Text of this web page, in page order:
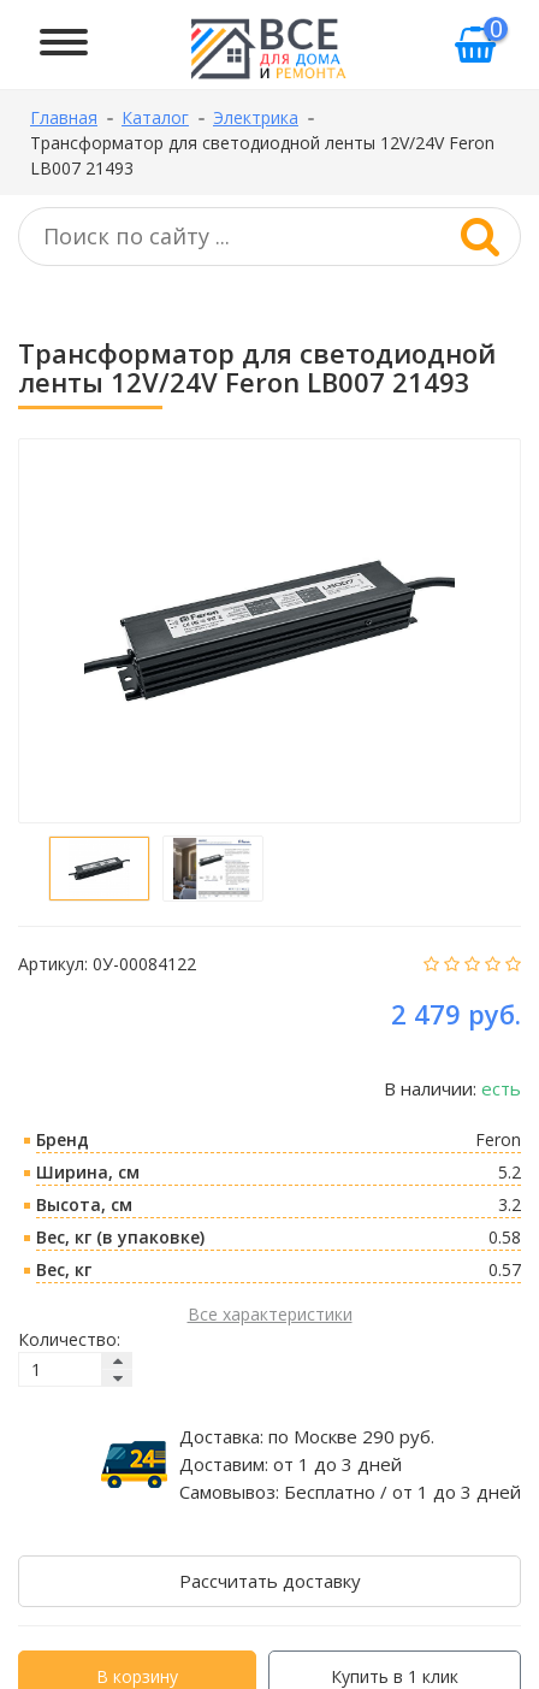
0
Главная Каталог
Электрика
Трансформатор для светодиодной ленты 12V/24V Feron
LB007 21493
Трансформатор для светодиодной
ленты 12V/24V Feron LB007 21493
Артикул: 0У-00084122
2 479 руб.
В наличии: есть
Бренд
Feron
Ширина, см
5.2
Высота, см
3.2
Вес, кг (в упаковке)
0.58
Вес, кг
0.57
Все характеристики
Количество:
Доставка: по Москве 290 руб.
Доставим: от 1 до 3 дней
Самовывоз: Бесплатно / от 1 до 3 дней
Рассчитать доставку
В корзину Купить в 1 клик